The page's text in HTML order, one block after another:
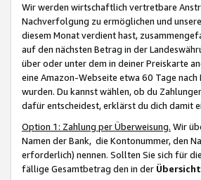
Wir werden wirtschaftlich vertretbare
Nachverfolgung zu ermöglichen und
diesem Monat verdient hast,
auf den nächsten Betrag in der
über oder unter dem in deiner Preiskarte
eine Amazon-Webseite etwa 60 Tage
wurden. Du kannst wählen, ob du
dafür entscheidest, erklärst du dich damit
Option 1: Zahlung per Überweisung. Wir
Namen der Bank, die Kontonummer, den
erforderlich) nennen. Sollten Sie sich für
fällige Gesamtbetrag den in der